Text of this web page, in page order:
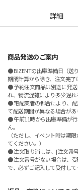
詳細
商品発送のご案内
● BIZENTの出庫準備日（送
期間計算から除き、注文完
● 予約注文商品は別途に発
れ、物流混雑により多少遅れ
● 宅配業者の都合により、
て配送期間が異なる場合があ
● 午前11時から出庫準備が
ん。
（ただし、イベント時は期
てください。）
● 注文取り消しは、[注文番
● 注文番号がない場合は、
で、必ずご記入して受付して